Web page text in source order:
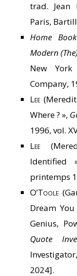
trad. Jean
Paris,
Home
Modern
New
Company,
Lee
Where ? »,
1996, vol.
Lee
Identified
printemps
O’Toole
Dream
Genius,
Quote
2024].